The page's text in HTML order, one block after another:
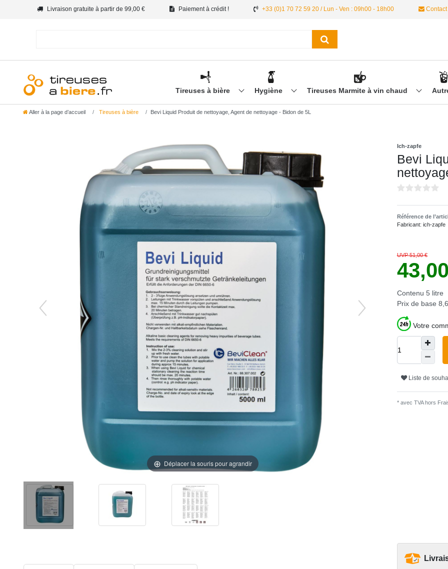
Livraison gratuite à partir de 99,00 € Paiement à crédit ! +33 (0)1 70 72 59 20 / Lun - Ven : 09h00 - 18h00 Contact
Tireuses à bière Hygiène Tireuses Marmite à vin chaud
Aller à la page d’accueil Tireuses à bière Bevi Liquid Produit de nettoyage, Agent de nettoyage - Bidon de 5L
Déplacer la souris pour agrandir
Ich-zapfe
Bevi
Référence de
Fabricant: ich-zapfe
UVP 51,00 €
Contenu 5 litre
Prix de base
Votre
Liste de
* avec TVA hors